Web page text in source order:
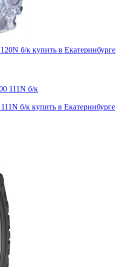
б/к купить в Екатеринбурге
б/к купить в Екатеринбурге